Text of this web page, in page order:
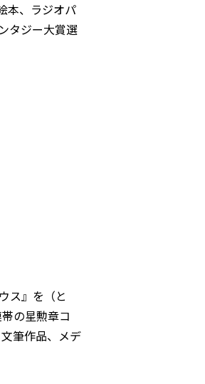
本、ラジオパ
タジー大賞選
ス』を（と
の星勲章コ
筆作品、メデ